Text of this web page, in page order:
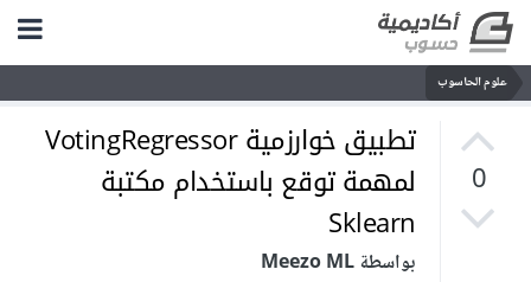
علوم الحاسوب
0
تطبيق خوارزمية VotingRegressor
لمهمة توقع باستخدام مكتبة
Sklearn
بواسطة Meezo ML